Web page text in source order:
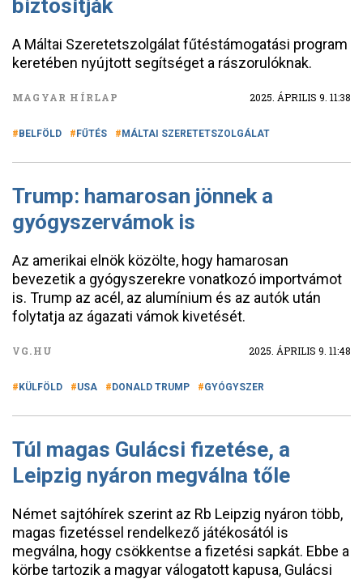
biztosítják
A Máltai Szeretetszolgálat fűtéstámogatási program
keretében nyújtott segítséget a rászorulóknak.
MAGYAR HÍRLAP 2025. ÁPRILIS 9. 11:38
BELFÖLD FŰTÉS MÁLTAI SZERETETSZOLGÁLAT
Trump: hamarosan jönnek a
gyógyszervámok is
Az amerikai elnök közölte, hogy hamarosan
bevezetik a gyógyszerekre vonatkozó importvámot
is. Trump az acél, az alumínium és az autók után
folytatja az ágazati vámok kivetését.
VG.HU 2025. ÁPRILIS 9. 11:48
KÜLFÖLD USA DONALD TRUMP GYÓGYSZER
Túl magas Gulácsi fizetése, a
Leipzig nyáron megválna tőle
Német sajtóhírek szerint az Rb Leipzig nyáron több,
magas fizetéssel rendelkező játékosától is
megválna, hogy csökkentse a fizetési sapkát. Ebbe a
körbe tartozik a magyar válogatott kapusa, Gulácsi